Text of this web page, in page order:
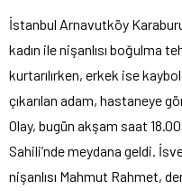
İstanbul Arnavutköy
kadın ile nişanlısı boğulma
kurtarılırken, erkek ise
çıkarılan adam, hastaneye
Olay, bugün akşam saat
Sahili’nde meydana geldi.
nişanlısı Mahmut Rahmet,